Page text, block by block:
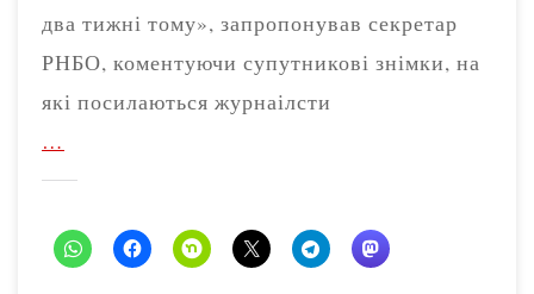
два тижні тому», запропонував секретар
РНБО, коментуючи супутникові знімки, на
які посилаються журнаілсти
…